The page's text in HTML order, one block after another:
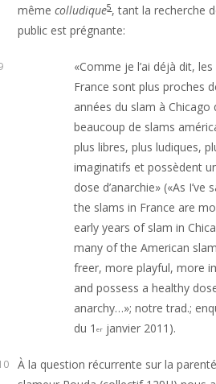
mêmecolludique5, tant la recherche
public est prégnante:
«Comme je l’ai déjà dit,
France sont plus proches
années du slam à Chicago
beaucoup de slams
plus libres, plus ludiques,
imaginatifs et possèdent
dose d’anarchie» («As I’ve
the slams in France are
early years of slam in
many of the American
freer, more playful, more
and possess a healthy
anarchy…»; notre trad.;
du 1er janvier 2011).
À la question récurrente sur la